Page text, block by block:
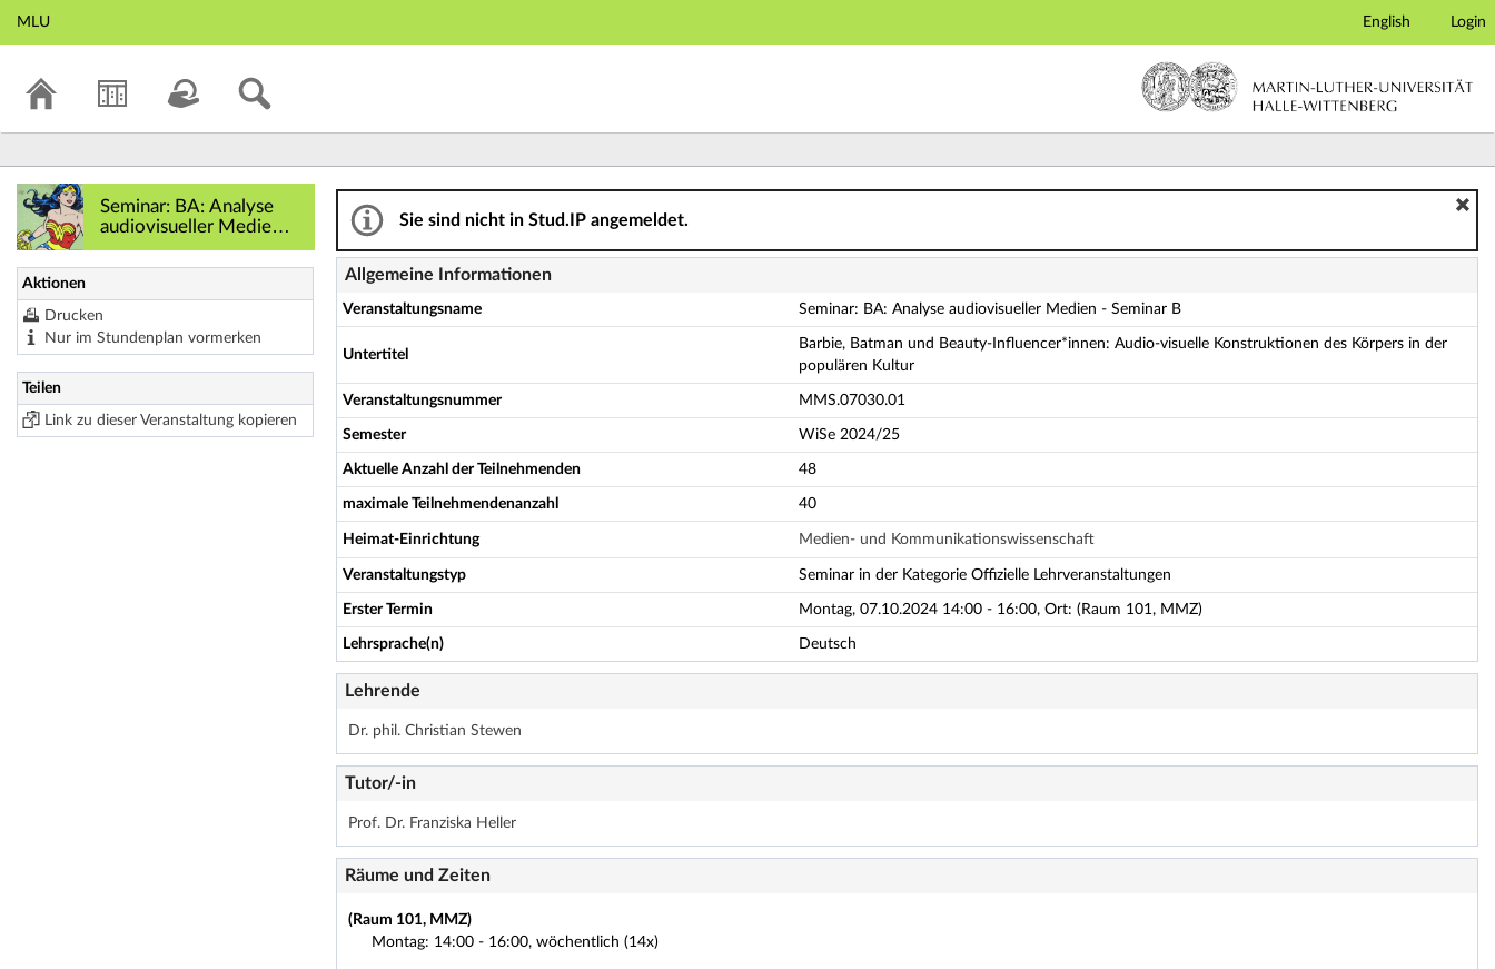
Hauptnavigation
MLU English Login
Seminar: BA: Analyse
audiovisueller Medien -
Seminar B - Details
Aktionen
Drucken
Nur im Stundenplan vormerken
Teilen
Link zu dieser Veranstaltung kopieren
Seminar: BA: Analyse audiovisueller Medien - Seminar B - Details
Sie sind nicht in Stud.IP angemeldet.
Allgemeine Informationen
Veranstaltungsname Seminar: BA: Analyse audiovisueller Medien - Seminar B
Untertitel
Barbie, Batman und Beauty-Influencer*innen: Audio-visuelle Konstruktionen des Körpers in der
populären Kultur
Veranstaltungsnummer MMS.07030.01
Semester WiSe 2024/25
Aktuelle Anzahl der Teilnehmenden 48
maximale Teilnehmendenanzahl 40
Heimat-Einrichtung Medien- und Kommunikationswissenschaft
Veranstaltungstyp Seminar in der Kategorie Offizielle Lehrveranstaltungen
Erster Termin Montag, 07.10.2024 14:00 - 16:00, Ort: (Raum 101, MMZ)
Lehrsprache(n) Deutsch
Lehrende
Dr. phil. Christian Stewen
Tutor/-in
Prof. Dr. Franziska Heller
Räume und Zeiten
(Raum 101, MMZ)
Montag: 14:00 - 16:00, wöchentlich (14x)